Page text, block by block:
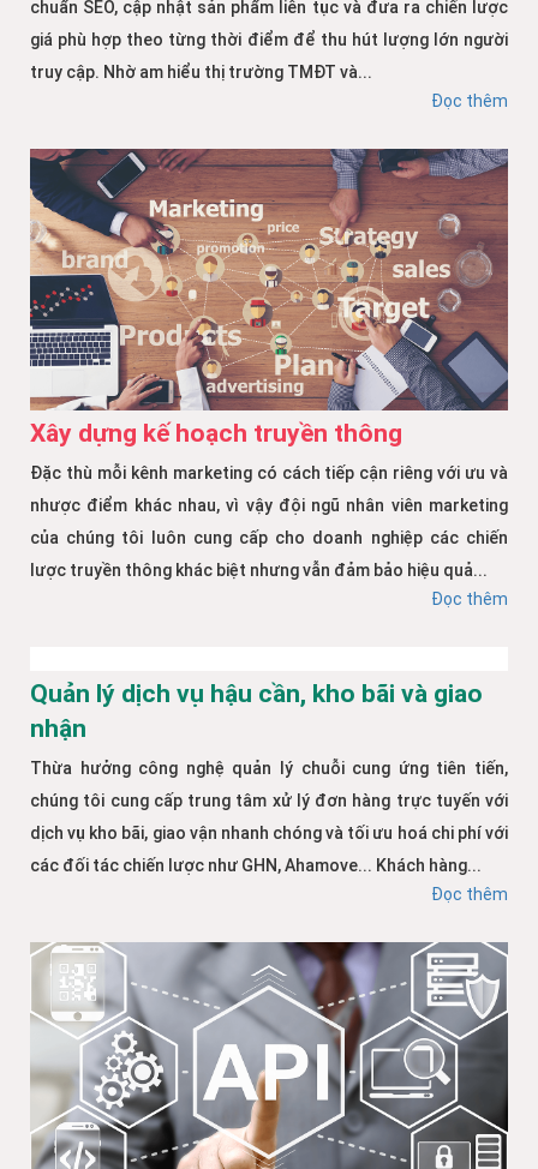
chuẩn SEO, cập nhật sản phẩm liên tục và đưa ra chiến lược
giá phù hợp theo từng thời điểm để thu hút lượng lớn người
truy cập. Nhờ am hiểu thị trường TMĐT và...
Đọc thêm
Xây dựng kế hoạch truyền thông
Đặc thù mỗi kênh marketing có cách tiếp cận riêng với ưu và
nhược điểm khác nhau, vì vậy đội ngũ nhân viên marketing
của chúng tôi luôn cung cấp cho doanh nghiệp các chiến
lược truyền thông khác biệt nhưng vẫn đảm bảo hiệu quả...
Đọc thêm
Quản lý dịch vụ hậu cần, kho bãi và giao
nhận
Thừa hưởng công nghệ quản lý chuỗi cung ứng tiên tiến,
chúng tôi cung cấp trung tâm xử lý đơn hàng trực tuyến với
dịch vụ kho bãi, giao vận nhanh chóng và tối ưu hoá chi phí với
các đối tác chiến lược như GHN, Ahamove... Khách hàng...
Đọc thêm